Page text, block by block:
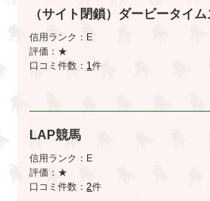
（サイト閉鎖）ダービータイム
信用ランク：E
評価：★
口コミ件数： 1件
LAP競馬
信用ランク：E
評価：★
口コミ件数：2件